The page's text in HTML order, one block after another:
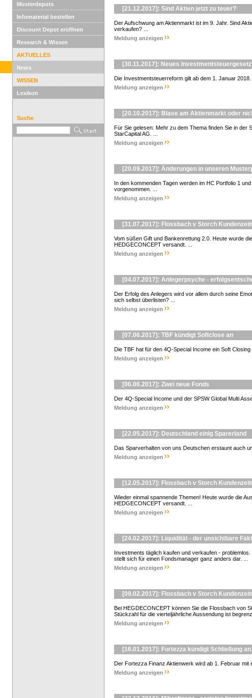
Musterdepots
Infomaterial bestellen
Discount Depot eröffnen
Research & Wissen
AKTUELLES
News
WISSEN
Lexikon
Suche
[21.12.2017]: Sind Aktien jetzt zu teuer?
Der Aufschwung am Aktienmarkt ist im 9. Jahr. Sind
verkaufen? ...
Meldung anzeigen
[30.11.2017]: Neues Investmentsteuergesetz
Die Investmentsteuerreform gilt ab dem 1. Januar
Meldung anzeigen
[20.10.2017]: Blase am Aktienmarkt oder
Für Sie gelesen: Mehr zu dem Thema finden Sie in der
StarCapital AG. ...
Meldung anzeigen
[20.09.2017]: Änderungen in unseren
In den kommenden Tagen werden im HC Portfolio 1
vorgenommen. ...
Meldung anzeigen
[31.07.2017]: Flossbach v Storch
Vom süßen Gift und Bankenrettung 2.0. Heute wurde
HEDGECONCEPT versandt. ...
Meldung anzeigen
[04.07.2017]: Anlegerpsyche -
Der Erfolg des Anlegers wird vor allem durch seine
sich selbst überlisten? ...
Meldung anzeigen
[07.06.2017]: TBF kündigt Softclose an
Die TBF hat für den 4Q-Special Income ein Soft
Meldung anzeigen
[06.06.2017]: Zwei neue Fonds
Der 4Q-Special Income und der SPSW Global Multi
Meldung anzeigen
[22.05.2017]: Deutschland einig Sparerland
Das Sparverhalten von uns Deutschen erstaunt auch
Meldung anzeigen
[12.05.2017]: Flossbach v Storch
Wieder einmal spannende Themen! Heute wurde die
HEDGECONCEPT versandt. ...
Meldung anzeigen
[24.02.2017]: Liquidität - der unsichtbare
Investments täglich kaufen und verkaufen -
stellt sich für einen Fondsmanager ganz anders dar. ...
Meldung anzeigen
[09.02.2017]: Flossbach v Storch
Bei HEGDECONCEPT können Sie die Flossbach von
Stückzahl für die vierteljährliche Aussendung ist
Meldung anzeigen
[16.01.2017]: Fortezza kündigt Schließung an.
Der Fortezza Finanz Aktienwerk wird ab 1. Februar mit
Meldung anzeigen